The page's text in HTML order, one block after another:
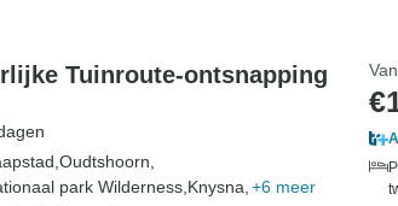
Tuinroute-ontsnapping
Oudtshoorn,
park Wilderness, Knysna, +6 meer